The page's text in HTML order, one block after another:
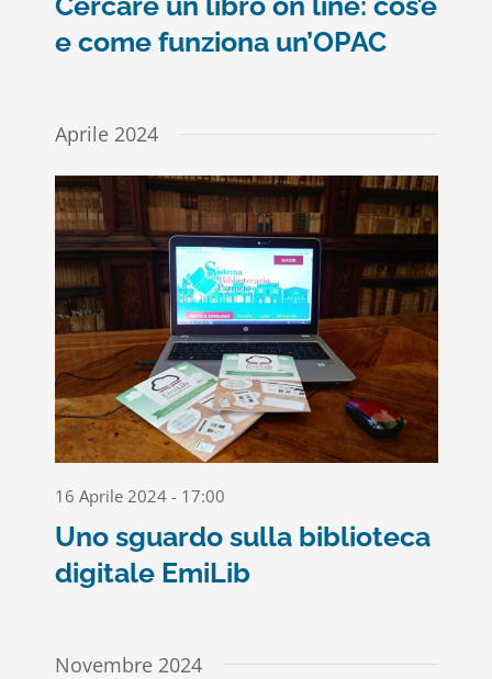
e come funziona un’OPAC
Aprile 2024
16 Aprile 2024 - 17:00
Uno sguardo sulla biblioteca
digitale EmiLib
Novembre 2024